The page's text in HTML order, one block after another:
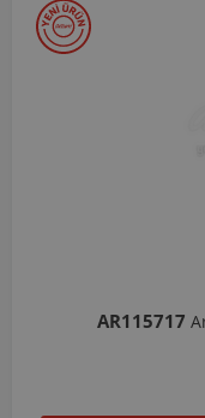
AR115717